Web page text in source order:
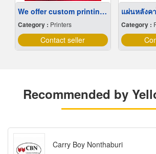
We offer custom printing and manufacturing services with no minimum order quantity.
Category : Printers
Contact seller
แผ่นหลังค
Category :
Recommended by
Carry Boy Nonthaburi